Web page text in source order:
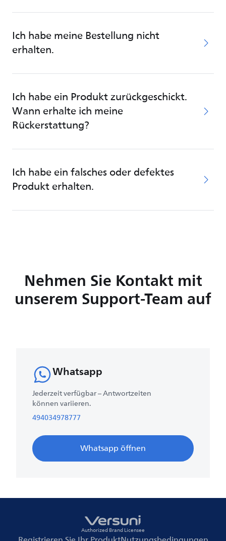
Ich habe meine Bestellung nicht
erhalten.
Ich habe ein Produkt zurückgeschickt.
Wann erhalte ich meine
Rückerstattung?
Ich habe ein falsches oder defektes
Produkt erhalten.
Nehmen Sie Kontakt mit
unserem Support-Team auf
Whatsapp
Jederzeit verfügbar – Antwortzeiten
können variieren.
494034978777
Whatsapp öffnen
Authorized Brand Licensee